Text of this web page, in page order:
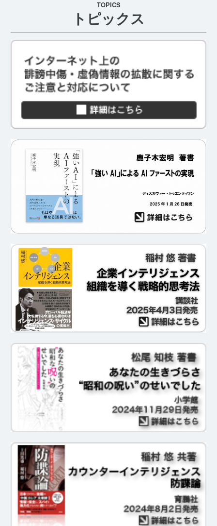
TOPICS
トピックス